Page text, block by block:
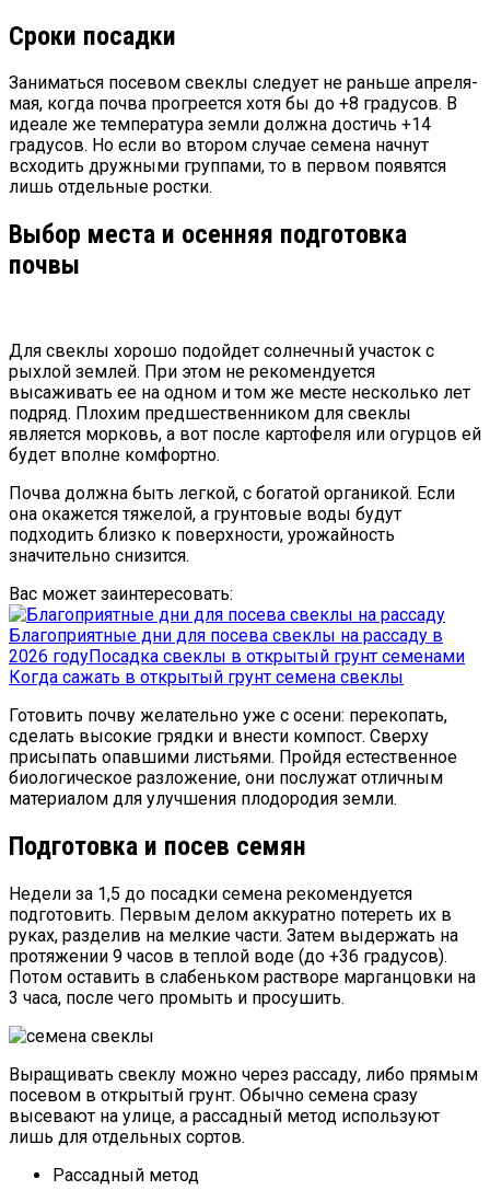
Сроки посадки
Заниматься посевом свеклы следует не раньше апреля-
мая, когда почва прогреется хотя бы до +8 градусов. В
идеале же температура земли должна достичь +14
градусов. Но если во втором случае семена начнут
всходить дружными группами, то в первом появятся
лишь отдельные ростки.
Выбор места и осенняя подготовка
почвы
Для свеклы хорошо подойдет солнечный участок с
рыхлой землей. При этом не рекомендуется
высаживать ее на одном и том же месте несколько лет
подряд. Плохим предшественником для свеклы
является морковь, а вот после картофеля или огурцов ей
будет вполне комфортно.
Почва должна быть легкой, с богатой органикой. Если
она окажется тяжелой, а грунтовые воды будут
подходить близко к поверхности, урожайность
значительно снизится.
Вас может заинтересовать:
Благоприятные дни для посева свеклы на рассаду в
2026 годуПосадка свеклы в открытый грунт семенами
Когда сажать в открытый грунт семена свеклы
Готовить почву желательно уже с осени: перекопать,
сделать высокие грядки и внести компост. Сверху
присыпать опавшими листьями. Пройдя естественное
биологическое разложение, они послужат отличным
материалом для улучшения плодородия земли.
Подготовка и посев семян
Недели за 1,5 до посадки семена рекомендуется
подготовить. Первым делом аккуратно потереть их в
руках, разделив на мелкие части. Затем выдержать на
протяжении 9 часов в теплой воде (до +36 градусов).
Потом оставить в слабеньком растворе марганцовки на
3 часа, после чего промыть и просушить.
Выращивать свеклу можно через рассаду, либо прямым
посевом в открытый грунт. Обычно семена сразу
высевают на улице, а рассадный метод используют
лишь для отдельных сортов.
Рассадный метод